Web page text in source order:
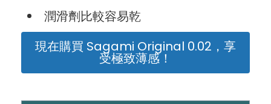
潤滑劑比較容易乾
現在購買 Sagami Original 0.02，享
受極致薄感！